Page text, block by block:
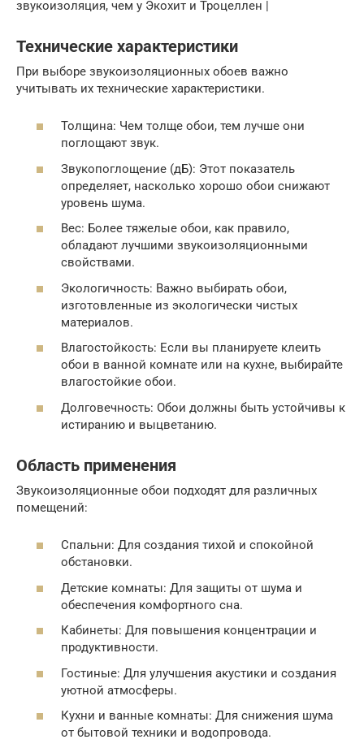
звукоизоляция, чем у Экохит и Троцеллен |
Технические характеристики
При выборе звукоизоляционных обоев важно
учитывать их технические характеристики.
Толщина: Чем толще обои, тем лучше они
поглощают звук.
Звукопоглощение (дБ): Этот показатель
определяет, насколько хорошо обои снижают
уровень шума.
Вес: Более тяжелые обои, как правило,
обладают лучшими звукоизоляционными
свойствами.
Экологичность: Важно выбирать обои,
изготовленные из экологически чистых
материалов.
Влагостойкость: Если вы планируете клеить
обои в ванной комнате или на кухне, выбирайте
влагостойкие обои.
Долговечность: Обои должны быть устойчивы к
истиранию и выцветанию.
Область применения
Звукоизоляционные обои подходят для различных
помещений:
Спальни: Для создания тихой и спокойной
обстановки.
Детские комнаты: Для защиты от шума и
обеспечения комфортного сна.
Кабинеты: Для повышения концентрации и
продуктивности.
Гостиные: Для улучшения акустики и создания
уютной атмосферы.
Кухни и ванные комнаты: Для снижения шума
от бытовой техники и водопровода.